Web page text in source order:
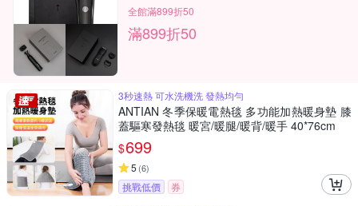
全館滿899折50
滿899折50
3秒速熱 可水洗機洗 發熱均勻
ANTIAN 冬季保暖電熱毯 多功能加熱暖身墊 膝
蓋驅寒發熱毯 暖宮/暖腿/暖背/暖手 40*76cm
$699
5 (6)
挑戰低價
券